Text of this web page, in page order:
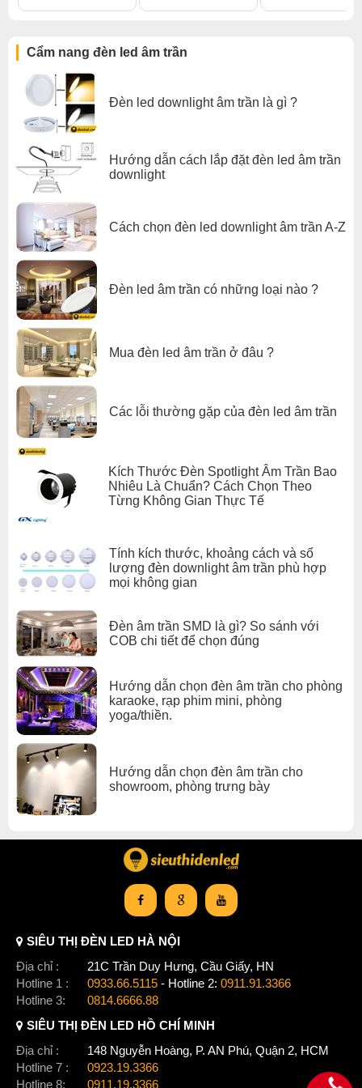
15° /
🏠 Ứng dụng thực tế
ĐènGX-SP08là lựa chọn lý tưởng cho:
Showroom, cửa hàng thời trang, mỹ phẩm
Chiếu tranh, tượng, sản phẩm trưng bày
Chiếu sáng trang trí nội thất nhà ở, biệt thự, khách sạn
Không gian nghệ thuật, quán café, nhà hàng cao cấp
💬 Lợi ích khi chọn GX-SP08
Tiết kiệm điện năng lên đến
so với đèn halogen truyền
thống.
Ánh sáng dễ chịu, bảo vệ thị lực người dùng.
Lắp đặt nhanh chóng, thay thế tiện lợi.
Nâng tầm thẩm mỹ cho không gian nội thất.
ĐènGX-SP08không chỉ là thiết bị chiếu sáng, mà còn là
pháp thẩm mỹ và tiết kiệm năng lượng hoàn hảo
công trình hiện đại.
Nếu bạn đang tìm kiếm
bền đẹp và linh hoạt, GX-SP08 chính là lựa chọn tối ưu.
Click để xem thêm chiết khấu, quà tặng và khuyến mãi của
đèn led âm trần
Xem thêm:
Đèn Led âm trần gx lighting,
Đèn Led âm trần phòng khách
Cẩm nang đèn led âm trần
Đèn led downlight âm trần là gì ?
Hướng dẫn cách lắp đặt đèn led âm trần
downlight
Cách chọn đèn led downlight âm trần A-Z
Đèn led âm trần có những loại nào ?
Mua đèn led âm trần ở đâu ?
Các lỗi thường gặp của đèn led âm trần
Kích Thước Đèn Spotlight Âm Trần Bao
Nhiêu Là Chuẩn? Cách Chọn Theo
Từng Không Gian Thực Tế
Tính kích thước, khoảng cách và số
lượng đèn downlight âm trần phù hợp
mọi không gian
Đèn âm trần SMD là gì? So sánh với
COB chi tiết để chọn đúng
Hướng dẫn chọn đèn âm trần cho phòng
karaoke, rạp phim mini, phòng
yoga/thiền.
Hướng dẫn chọn đèn âm trần cho
showroom, phòng trưng bày
SIÊU THỊ ĐÈN LED HÀ NỘI
Địa chỉ :
21C Trần Duy Hưng, Cầu Giấy, HN
Hotline 1 :
0933.66.5115 - Hotline 2: 0911.91.3366
Hotline 3:
0814.6666.88
SIÊU THỊ ĐÈN LED HỒ CHÍ MINH
Địa chỉ :
148 Nguyễn Hoàng, P. AN Phú, Quận 2, HCM
Hotline 7 :
0923.19.3366
Hotline 8:
0911.19.3366